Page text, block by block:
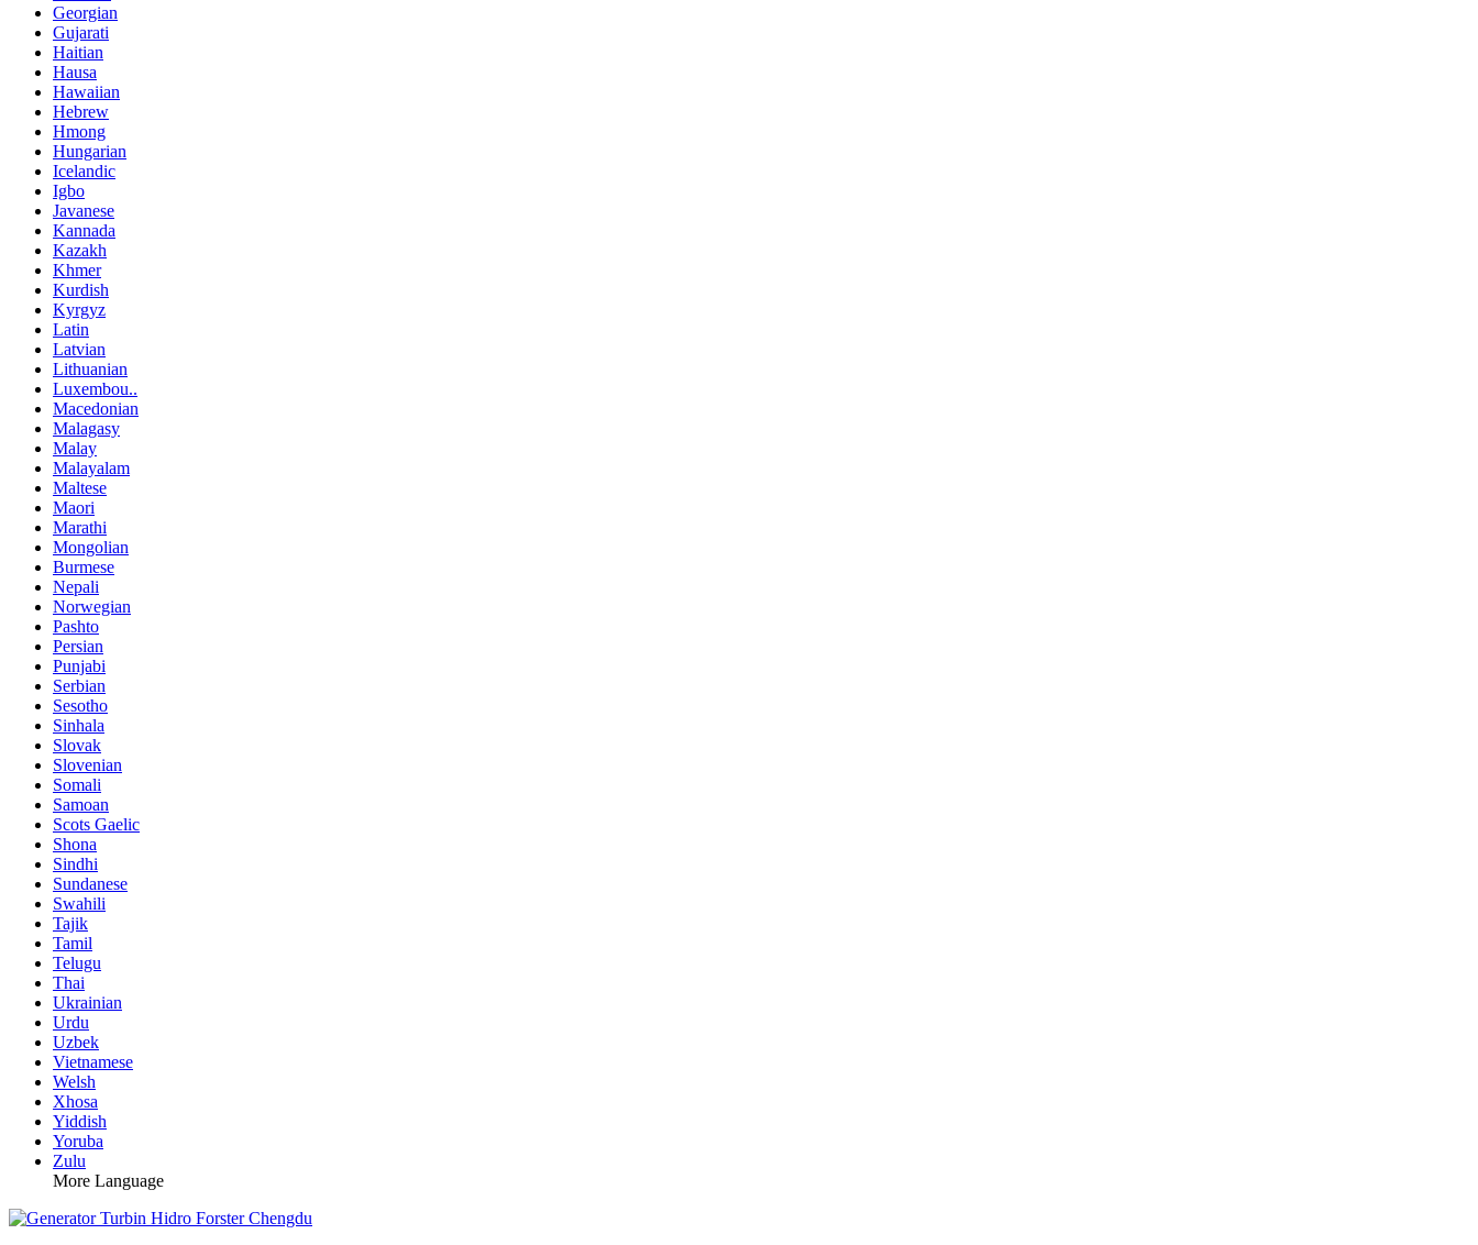
Georgian
Gujarati
Haitian
Hausa
Hawaiian
Hebrew
Hmong
Hungarian
Icelandic
Igbo
Javanese
Kannada
Kazakh
Khmer
Kurdish
Kyrgyz
Latin
Latvian
Lithuanian
Luxembou..
Macedonian
Malagasy
Malay
Malayalam
Maltese
Maori
Marathi
Mongolian
Burmese
Nepali
Norwegian
Pashto
Persian
Punjabi
Serbian
Sesotho
Sinhala
Slovak
Slovenian
Somali
Samoan
Scots Gaelic
Shona
Sindhi
Sundanese
Swahili
Tajik
Tamil
Telugu
Thai
Ukrainian
Urdu
Uzbek
Vietnamese
Welsh
Xhosa
Yiddish
Yoruba
Zulu
More Language